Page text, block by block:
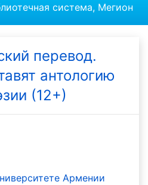
система, Мегион
перевод.
антологию
(12+)
Армении